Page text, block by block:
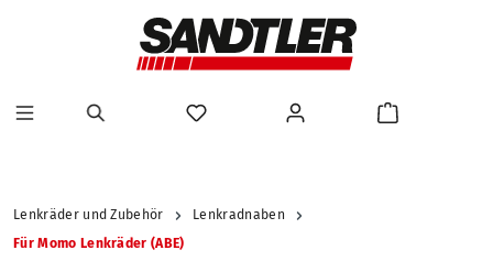
Lenkräder und Zubehör
Lenkradnaben
Für Momo Lenkräder (ABE)